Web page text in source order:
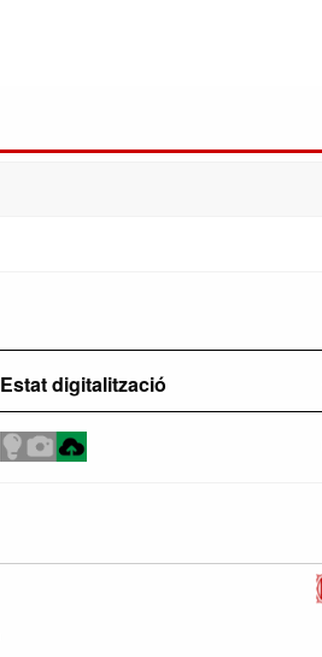
Estat digitalització